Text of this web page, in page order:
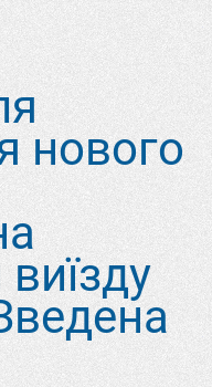
нового